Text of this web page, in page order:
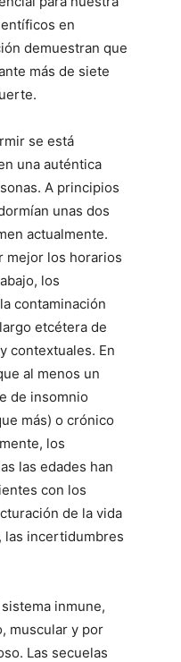
en
demuestran que
más de siete
se está
una auténtica
A principios
unas dos
actualmente.
mejor los horarios
los
contaminación
etcétera de
contextuales. En
al menos un
de insomnio
más) o crónico
los
las edades han
con los
de la vida
las incertidumbres
inmune,
muscular y por
Las secuelas